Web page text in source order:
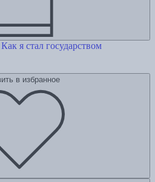
Как я стал государством
в избранное